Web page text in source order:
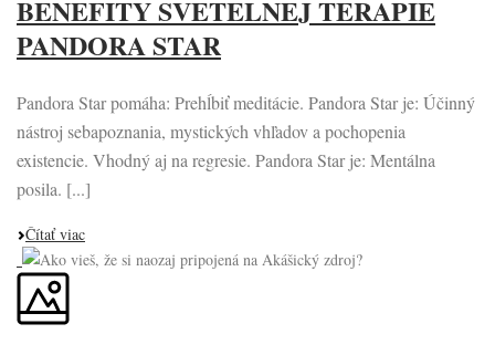
BENEFITY SVETELNEJ TERAPIE
PANDORA STAR
Pandora Star pomáha: Prehĺbiť meditácie. Pandora Star je: Účinný
nástroj sebapoznania, mystických vhľadov a pochopenia
existencie. Vhodný aj na regresie. Pandora Star je: Mentálna
posila. [...]
Čítať viac